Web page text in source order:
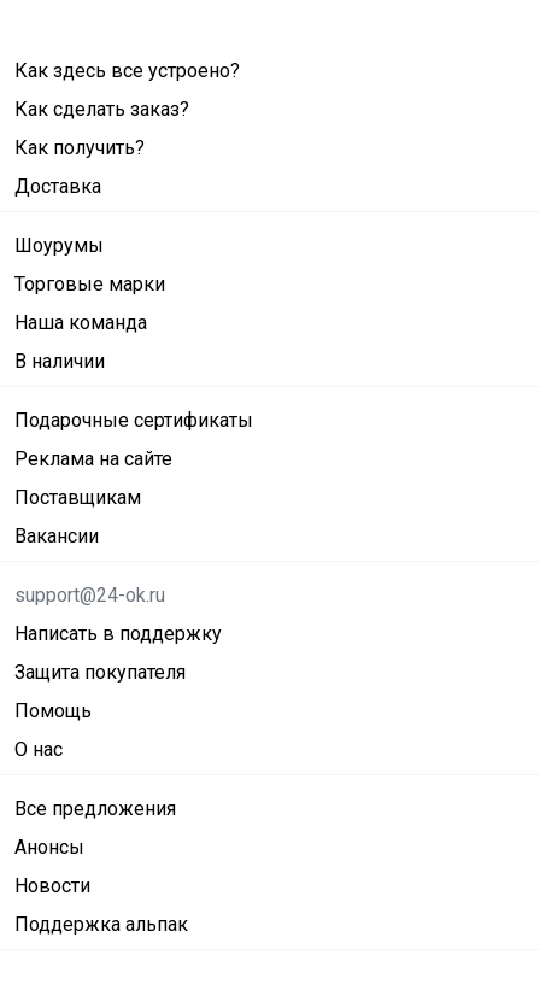
Как здесь все устроено?
Как сделать заказ?
Как получить?
Доставка
Шоурумы
Торговые марки
Наша команда
В наличии
Подарочные сертификаты
Реклама на сайте
Поставщикам
Вакансии
support@24-ok.ru
Написать в поддержку
Защита покупателя
Помощь
О нас
Все предложения
Анонсы
Новости
Поддержка альпак